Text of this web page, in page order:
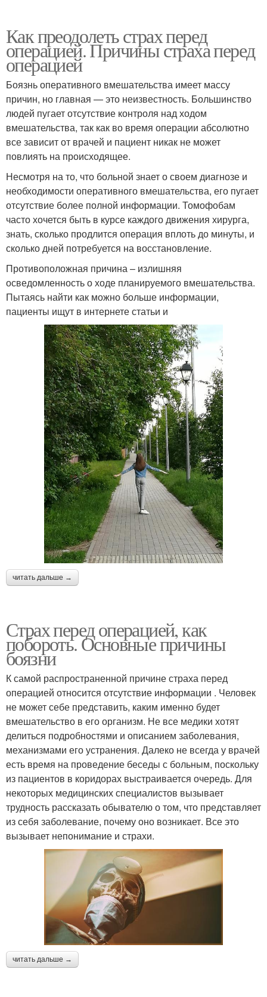
Как преодолеть страх перед
операцией. Причины страха перед
операцией
Боязнь оперативного вмешательства имеет массу
причин, но главная — это неизвестность. Большинство
людей пугает отсутствие контроля над ходом
вмешательства, так как во время операции абсолютно
все зависит от врачей и пациент никак не может
повлиять на происходящее.
Несмотря на то, что больной знает о своем диагнозе и
необходимости оперативного вмешательства, его пугает
отсутствие более полной информации. Томофобам
часто хочется быть в курсе каждого движения хирурга,
знать, сколько продлится операция вплоть до минуты, и
сколько дней потребуется на восстановление.
Противоположная причина – излишняя
осведомленность о ходе планируемого вмешательства.
Пытаясь найти как можно больше информации,
пациенты ищут в интернете статьи и
читать дальше →
Страх перед операцией, как
побороть. Основные причины
боязни
К самой распространенной причине страха перед
операцией относится отсутствие информации . Человек
не может себе представить, каким именно будет
вмешательство в его организм. Не все медики хотят
делиться подробностями и описанием заболевания,
механизмами его устранения. Далеко не всегда у врачей
есть время на проведение беседы с больным, поскольку
из пациентов в коридорах выстраивается очередь. Для
некоторых медицинских специалистов вызывает
трудность рассказать обывателю о том, что представляет
из себя заболевание, почему оно возникает. Все это
вызывает непонимание и страхи.
читать дальше →